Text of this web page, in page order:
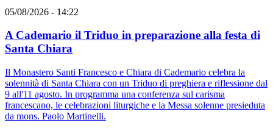
05/08/2026 - 14:22
A Cademario il Triduo in preparazione alla festa di
Santa Chiara
Il Monastero Santi Francesco e Chiara di Cademario celebra la
solennità di Santa Chiara con un Triduo di preghiera e riflessione dal
9 all'11 agosto. In programma una conferenza sul carisma
francescano, le celebrazioni liturgiche e la Messa solenne presieduta
da mons. Paolo Martinelli.